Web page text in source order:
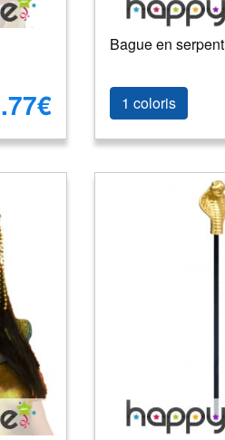
Bague en serpent
1 coloris